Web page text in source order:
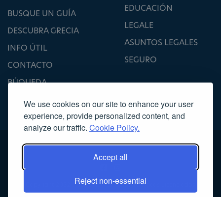
We use cookies on our site to enhance your user
experience, provide personalized content, and
analyze our traffic. Cookie Policy.
Accept all
Reject non-essential
BUSQUE UN GUÍA
DESCUBRA GRECIA
INFO ÚTIL
CONTACTO
BÚQUEDA
EDUCACIÓN
LEGALE
ASUNTOS LEGALES
SEGURO
Copyright 2022, Asociación de Guías Turísticos Licenciados